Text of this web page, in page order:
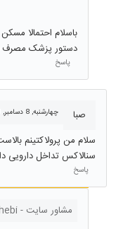
باسلام احتمالا
دستور پزشک مصرف
پاسخ
صبا چهارشنبه, 8 دسامبر, 2021 - 06:01
سلام من پرولاکتینم
سنالاکس تداخل دارویی
پاسخ
مشاور سایت - mohebi